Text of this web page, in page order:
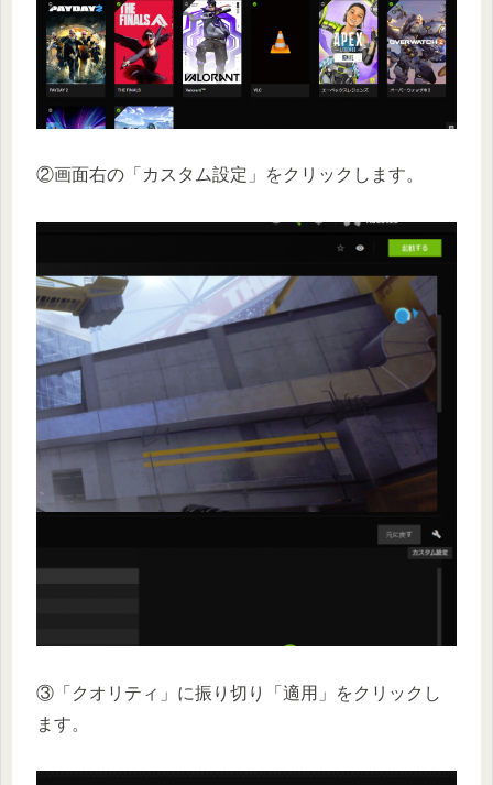
②画面右の「カスタム設定」をクリックします。
③「クオリティ」に振り切り「適用」をクリックし
ます。